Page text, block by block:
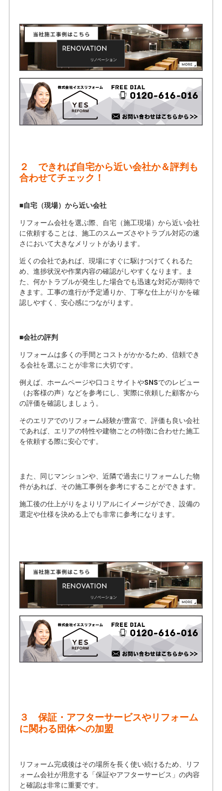
２ できれば自宅から近い会社か＆評判も
合わせてチェック！
■自宅（現場）から近い会社
リフォーム会社を選ぶ際、自宅（施工現場）から近い会社
に依頼することは、施工のスムーズさやトラブル対応の速
さにおいて大きなメリットがあります。
近くの会社であれば、現場にすぐに駆けつけてくれるた
め、進捗状況や作業内容の確認がしやすくなります。ま
た、何かトラブルが発生した場合でも迅速な対応が期待で
きます。工事の進行が予定通りか、丁寧な仕上がりかを確
認しやすく、安心感につながります。
■会社の評判
リフォームは多くの手間とコストがかかるため、信頼でき
る会社を選ぶことが非常に大切です。
例えば、ホームページや口コミサイトやSNSでのレビュー
（お客様の声）などを参考にし、実際に依頼した顧客から
の評価を確認しましょう。
そのエリアでのリフォーム経験が豊富で、評価も良い会社
であれば、エリアの特性や建物ごとの特徴に合わせた施工
を依頼する際に安心です。
また、同じマンションや、近隣で過去にリフォームした物
件があれば、その施工事例を参考にすることができます。
施工後の仕上がりをよりリアルにイメージができ、設備の
選定や仕様を決める上でも非常に参考になります。
３ 保証・アフターサービスやリフォーム
に関わる団体への加盟
リフォーム完成後はその場所を長く使い続けるため、リフ
ォーム会社が用意する「保証やアフターサービス」の内容
と確認は非常に重要です。